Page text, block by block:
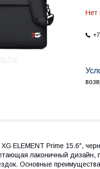
Нет
ELEMENT Prime 15.6",
лаконичный дизайн,
Основные